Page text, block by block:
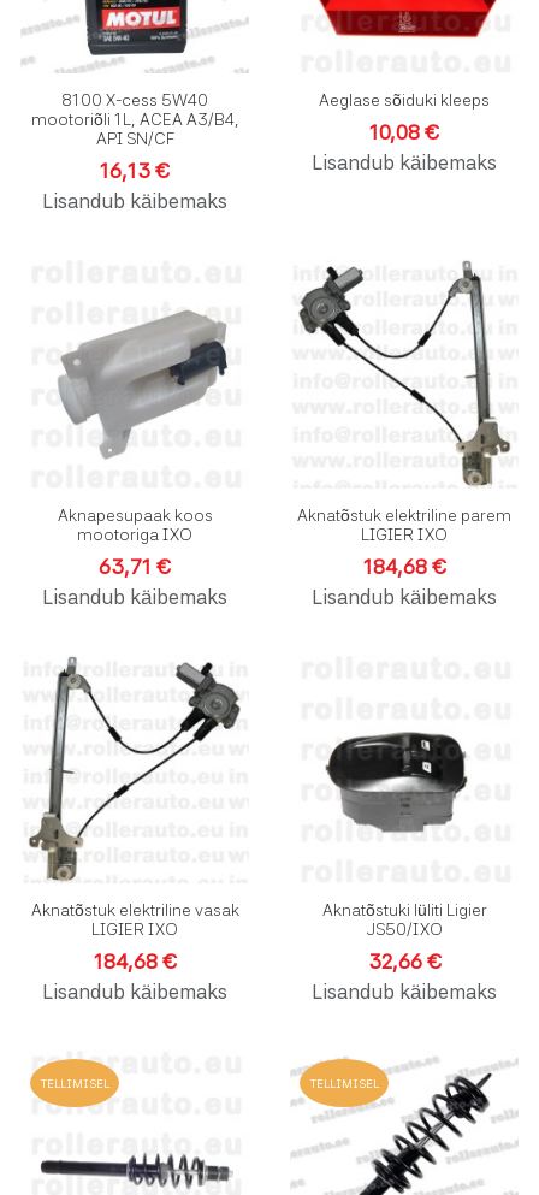
8100 X-cess 5W40
mootoriõli 1L, ACEA A3/B4,
API SN/CF
16,13 €
Lisandub käibemaks
Aeglase sõiduki kleeps
10,08 €
Lisandub käibemaks
Lisa soovinimekirja
Lisa võrdlusesse
Aknapesupaak koos
mootoriga IXO
63,71 €
Lisandub käibemaks
Aknatõstuk elektriline parem
LIGIER IXO
184,68 €
Lisandub käibemaks
Lisa võrdlusesse
Kiirvaade
Aknatõstuk elektriline vasak
LIGIER IXO
184,68 €
Lisandub käibemaks
Aknatõstuki lüliti Ligier
JS50/IXO
32,66 €
Lisandub käibemaks
TELLIMISEL Lisa soovinimekirja
Lisa võrdlusesse
Kiirvaade
TELLIMISEL